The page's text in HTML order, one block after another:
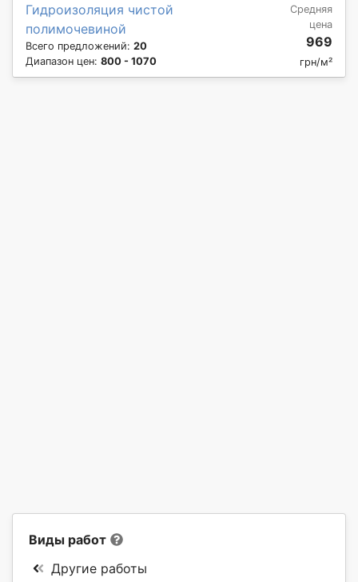
Гидроизоляция чистой
полимочевиной
Всего предложений: 20
Диапазон цен: 800 - 1070
Средняя
цена
969
грн/м²
Виды работ
Другие работы